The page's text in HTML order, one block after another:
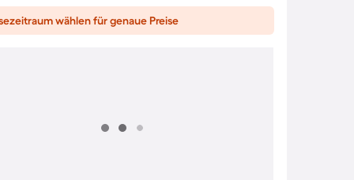
wählen für genaue Preise